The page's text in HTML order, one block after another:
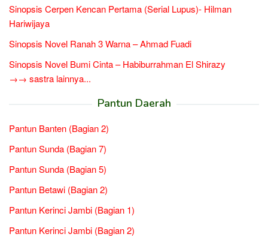
Sinopsis Cerpen Kencan Pertama (Serial Lupus)- Hilman
Hariwijaya
Sinopsis Novel Ranah 3 Warna – Ahmad Fuadi
Sinopsis Novel Bumi Cinta – Habiburrahman El Shirazy
→→ sastra lainnya...
Pantun Daerah
Pantun Banten (Bagian 2)
Pantun Sunda (Bagian 7)
Pantun Sunda (Bagian 5)
Pantun Betawi (Bagian 2)
Pantun Kerinci Jambi (Bagian 1)
Pantun Kerinci Jambi (Bagian 2)